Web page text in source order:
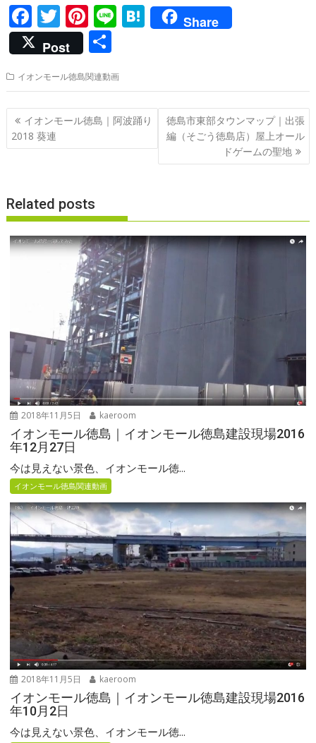
F
ac
e
b
o
o
k
T
w
itt
er
Pi
nt
er
e
st
Li H
at
n
a
Share
Post
イオンモール徳島関連動画
投
稿
ナ
ー
シ
ョ
イオンモール徳島｜阿波踊り
2018 葵連
徳島市東部タウンマップ｜出張
編（そごう徳島店）屋上オール
ドゲームの聖地
Related posts
2018年11月5日 kaeroom
イオンモール徳島｜イオンモール徳島建設現場2016
年12月27日
今は見えない景色、イオンモール徳...
イオンモール徳島関連動画
2018年11月5日 kaeroom
イオンモール徳島｜イオンモール徳島建設現場2016
年10月2日
今は見えない景色、イオンモール徳...